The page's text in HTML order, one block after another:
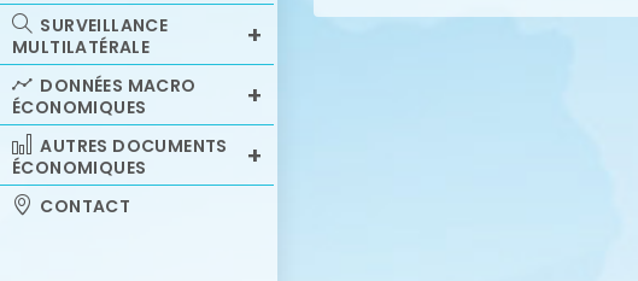
SURVEILLANCE
MULTILATÉRALE
DONNÉES MACRO
ÉCONOMIQUES
AUTRES DOCUMENTS
ÉCONOMIQUES
CONTACT